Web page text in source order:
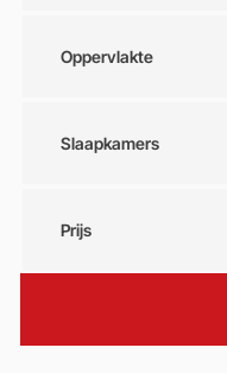
Oppervlakte
Slaapkamers
Prijs